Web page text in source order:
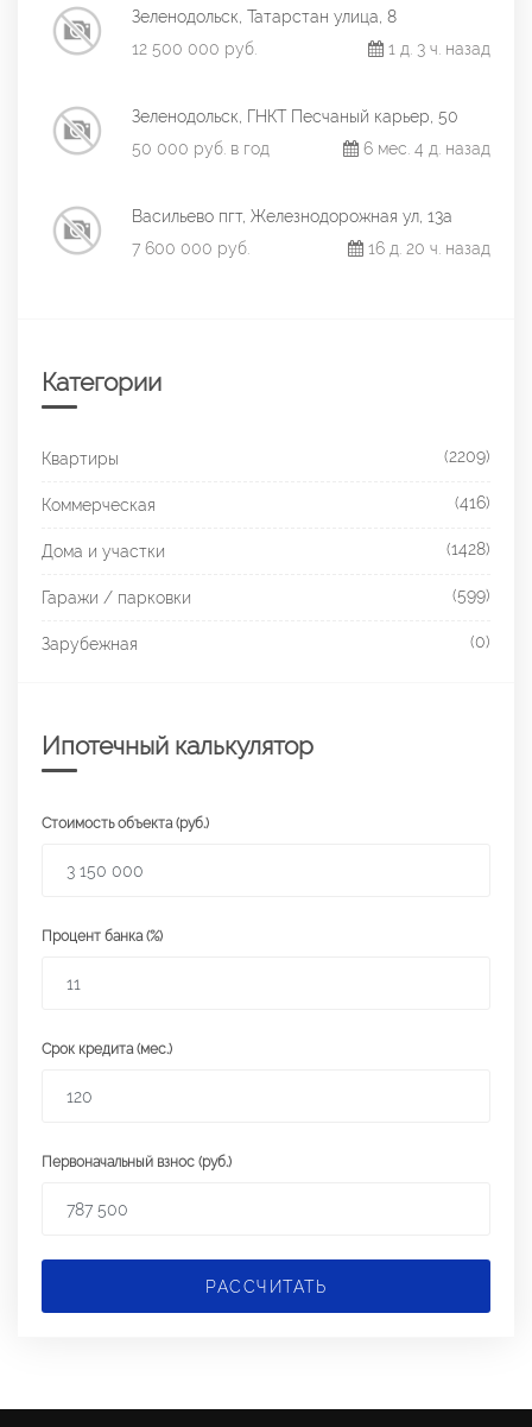
Зеленодольск, Татарстан улица, 8
12 500 000 руб.
1 д. 3 ч. назад
Зеленодольск, ГНКТ Песчаный карьер, 50
50 000 руб. в год
6 мес. 4 д. назад
Васильево пгт, Железнодорожная ул, 13а
7 600 000 руб.
16 д. 20 ч. назад
Категории
Квартиры (2209)
Коммерческая (416)
Дома и участки (1428)
Гаражи / парковки (599)
Зарубежная (0)
Ипотечный калькулятор
Стоимость объекта (руб.)
Процент банка (%)
Срок кредита (мес.)
Первоначальный взнос (руб.)
РАССЧИТАТЬ